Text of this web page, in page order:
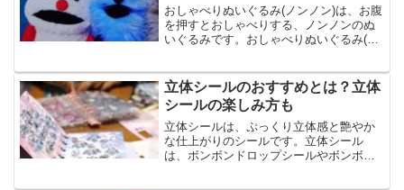
おしゃべりぬいぐるみ(ノンノン)は、お腹
を押すとおしゃべりする、ノンノンのぬ
いぐるみです。おしゃべりぬいぐるみ(ノ
の声が楽しめるぬいぐるみです。今回
は、おしゃ...
立体シールのおすすめとは？立体
シールの楽しみ方も
立体シールは、ぷっくり立体感と艶やか
な仕上がりのシールです。立体シール
は、ボンボンドロップシールやボンボン